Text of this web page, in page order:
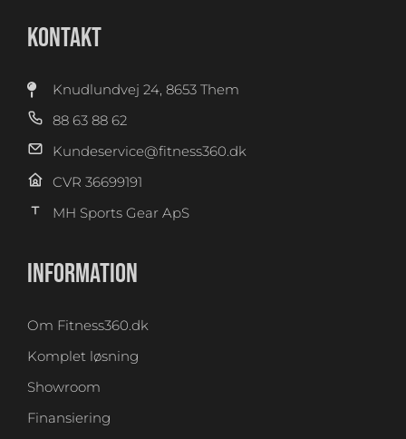
KONTAKT
Knudlundvej 24, 8653 Them
88 63 88 62
Kundeservice@fitness360.dk
CVR 36699191
MH Sports Gear ApS
INFORMATION
Om Fitness360.dk
Komplet løsning
Showroom
Finansiering